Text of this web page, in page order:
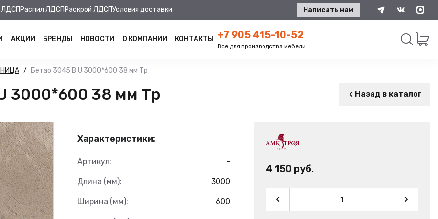
ЛДСП Распил ЛДСП Раскрой ЛДСПУсловия доставки Написать нам
АКЦИИ БРЕНДЫ НОВОСТИ О КОМПАНИИ КОНТАКТЫ +7 905 415-10-52
Все для производства мебели
Бетао 3045 B U 3000*600 38 мм Тр
3000*600 38 мм Тр Назад в каталог
Характеристики:
Артикул: -
Длина (мм): 3000
Ширина (мм): 600
4 150 руб.